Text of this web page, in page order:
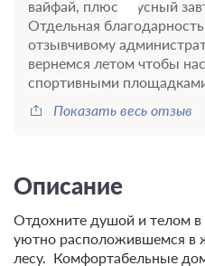
вайфай, плюс вкусный
Отдельная
отзывчивому
вернемся летом чтобы
спортивными
Показать весь отзыв
Описание
Отдохните душой и телом в
уютно расположившемся в
лесу. Комфортабельные